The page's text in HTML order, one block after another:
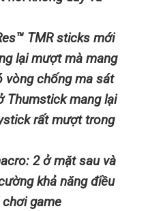
TMR sticks mới
lại mượt mà mang
vòng chống ma sát
Thumstick mang lại
rất mượt trong
2 ở mặt sau và
khả năng điều
game